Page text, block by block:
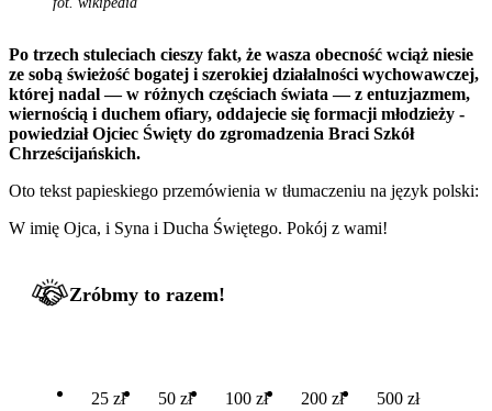
Po trzech stuleciach cieszy fakt, że wasza obecność wciąż niesie
ze sobą świeżość bogatej i szerokiej działalności wychowawczej,
której nadal — w różnych częściach świata — z entuzjazmem,
wiernością i duchem ofiary, oddajecie się formacji młodzieży -
powiedział Ojciec Święty do zgromadzenia Braci Szkół
Chrześcijańskich.
Oto tekst papieskiego przemówienia w tłumaczeniu na język polski:
W imię Ojca, i Syna i Ducha Świętego. Pokój z wami!
Zróbmy to razem!
25 zł 50 zł 100 zł 200 zł 500 zł